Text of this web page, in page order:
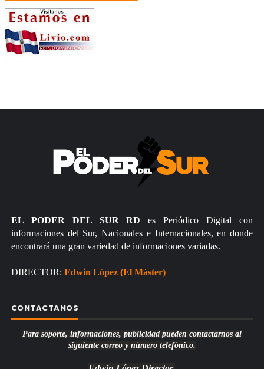
EL PODER DEL SUR RD es Periódico Digital con
informaciones del Sur, Nacionales e Internacionales, en donde
encontrará una gran variedad de informaciones variadas.
DIRECTOR: Edwin López (El Máster)
CONTACTANOS
Para soporte, informaciones, publicidad pueden contactarnos al
siguiente correo y número telefónico.